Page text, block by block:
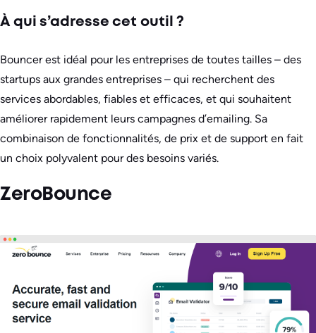
À qui s’adresse cet outil ?
Bouncer est idéal pour les entreprises de toutes tailles – des
startups aux grandes entreprises – qui recherchent des
services abordables, fiables et efficaces, et qui souhaitent
améliorer rapidement leurs campagnes d’emailing. Sa
combinaison de fonctionnalités, de prix et de support en fait
un choix polyvalent pour des besoins variés.
ZeroBounce